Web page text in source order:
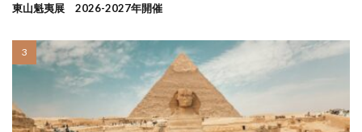
東山魁夷展 2026-2027年開催